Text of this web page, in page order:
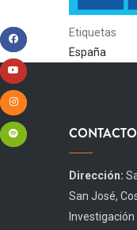
Etiquetas
España
CONTACTO
Dirección:
San José,
Investigación